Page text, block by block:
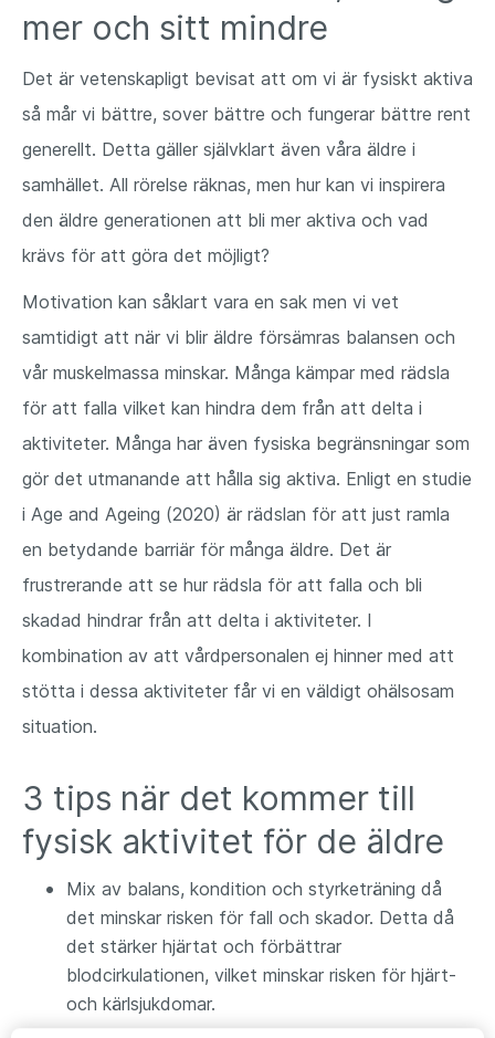
mer och sitt mindre
Det är vetenskapligt bevisat att om vi är fysiskt aktiva
så mår vi bättre, sover bättre och fungerar bättre rent
generellt. Detta gäller självklart även våra äldre i
samhället. All rörelse räknas, men hur kan vi inspirera
den äldre generationen att bli mer aktiva och vad
krävs för att göra det möjligt?
Motivation kan såklart vara en sak men vi vet
samtidigt att när vi blir äldre försämras balansen och
vår muskelmassa minskar. Många kämpar med rädsla
för att falla vilket kan hindra dem från att delta i
aktiviteter. Många har även fysiska begränsningar som
gör det utmanande att hålla sig aktiva. Enligt en studie
i Age and Ageing (2020) är rädslan för att just ramla
en betydande barriär för många äldre. Det är
frustrerande att se hur rädsla för att falla och bli
skadad hindrar från att delta i aktiviteter. I
kombination av att vårdpersonalen ej hinner med att
stötta i dessa aktiviteter får vi en väldigt ohälsosam
situation.
3 tips när det kommer till
fysisk aktivitet för de äldre
Mix av balans, kondition och styrketräning då
det minskar risken för fall och skador. Detta då
det stärker hjärtat och förbättrar
blodcirkulationen, vilket minskar risken för hjärt-
och kärlsjukdomar.